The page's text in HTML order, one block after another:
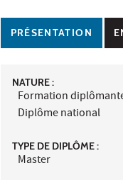
PRÉSENTATION
NATURE :
Formation
Diplôme national
TYPE DE DIPLÔME :
Master